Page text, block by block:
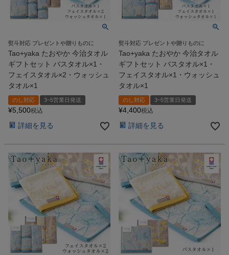
熨斗対応 プレゼントや贈りものに
Tao+yaka たおやか 今治タオル
ギフトセット バスタオル×1・
フェイスタオル×2・ウォッシュ
タオル×1
のし対応 3~5営業日発送
¥5,500税込
詳細を見る
熨斗対応 プレゼントや贈りものに
Tao+yaka たおやか 今治タオル
ギフトセット バスタオル×1・
フェイスタオル×1・ウォッシュ
タオル×1
のし対応 3~5営業日発送
¥4,400税込
詳細を見る